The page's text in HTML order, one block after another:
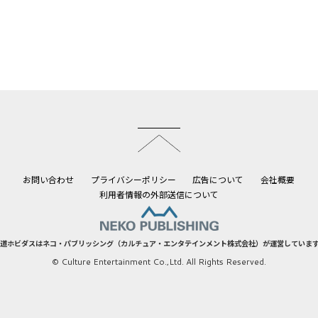
お問い合わせ プライバシーポリシー 広告について
会社概要
利用者情報の外部送信について
ホビダスはネコ・パブリッシング（カルチュア・エンタテインメント株式会社）が運営していま
© Culture Entertainment Co.,Ltd. All Rights Reserved.